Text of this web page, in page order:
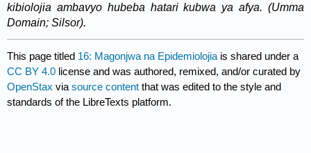
kibiolojia ambavyo hubeba hatari kubwa ya afya. (Umma
Domain; Silsor).
This page titled 16: Magonjwa na Epidemiolojia is shared under a
CC BY 4.0 license and was authored, remixed, and/or curated by
OpenStax viasource content that was edited to the style and
standards of the LibreTexts platform.